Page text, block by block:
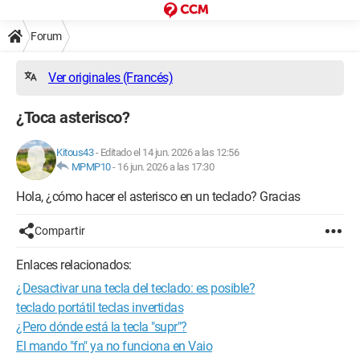
Forum
Ver originales (Francés)
¿Toca asterisco?
Kitous43- Editado el 14 jun. 2026 a las 12:56
MPMP10- 16 jun. 2026 a las 17:30
Hola, ¿cómo hacer el asterisco en un teclado? Gracias
Compartir
Enlaces relacionados:
¿Desactivar una tecla del teclado: es posible?
teclado portátil teclas invertidas
¿Pero dónde está la tecla "supr"?
El mando "fn" ya no funciona en Vaio